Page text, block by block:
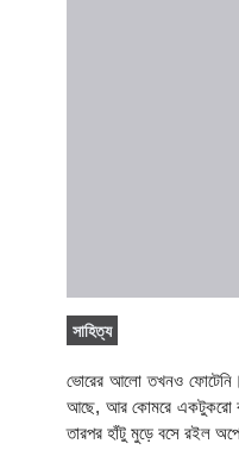
সাহিত্য
ভোরের আলো তখনও ফোটেনি।
আছে, আর কোমরে একটুকরো
তারপর হাঁটু মুড়ে বসে রইল